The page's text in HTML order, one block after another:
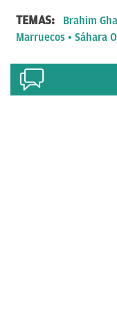
TEMAS: Brahim
Marruecos
Sáhara